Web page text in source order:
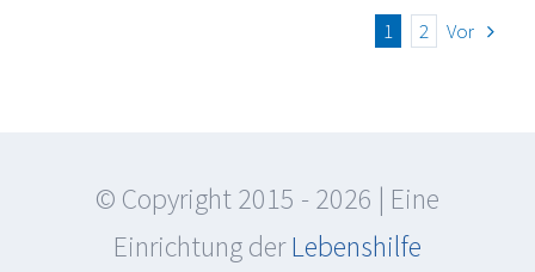
1 2 Vor
© Copyright 2015 -2026 | Eine
Einrichtung derLebenshilfe